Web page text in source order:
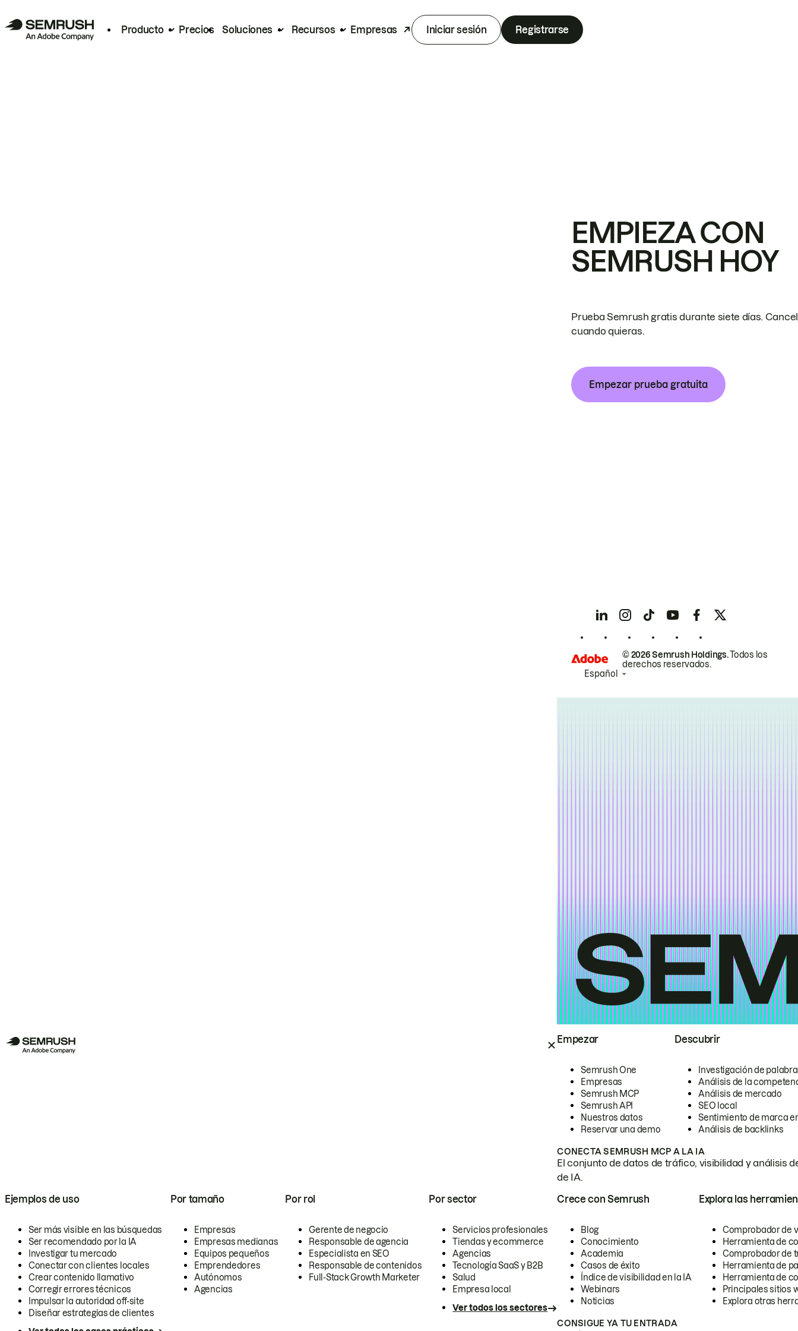
Producto Precios Soluciones Recursos Empresas Iniciar sesión Registrarse
Empezar
Semrush One
Empresas
Semrush MCP
Semrush API
Nuestros datos
Reservar una demo
Descubrir
Investigación de
Análisis de la
Análisis de mercado
SEO local
Sentimiento de marca
Análisis de backlinks
CONECTA SEMRUSH MCP A LA IA
El conjunto de datos de tráfico, visibilidad y análisis
de IA.
Ejemplos de uso
Ser más visible en las búsquedas
Ser recomendado por la IA
Investigar tu mercado
Conectar con clientes locales
Crear contenido llamativo
Corregir errores técnicos
Impulsar la autoridad off-site
Diseñar estrategias de clientes
Por tamaño
Empresas
Empresas medianas
Equipos pequeños
Emprendedores
Autónomos
Agencias
Por rol
Gerente de negocio
Responsable de agencia
Especialista en SEO
Responsable de contenidos
Full-Stack Growth Marketer
Por sector
Servicios profesionales
Tiendas y ecommerce
Agencias
Tecnología SaaS y B2B
Salud
Empresa local
Ver todos los sectores
Crece con Semrush
Blog
Conocimiento
Academia
Casos de éxito
Índice de visibilidad en la IA
Webinars
Noticias
Explora las
Comprobador de
Herramienta de
Comprobador de
Herramienta de
Herramienta de
Principales sitios
Explora otras
CONSIGUE YA TU ENTRADA
EMPIEZA CON
SEMRUSH HOY
Prueba Semrush gratis durante siete días.
cuando quieras.
Empezar prueba gratuita
© 2026 Semrush Holdings.Todos los
derechos reservados.
Español